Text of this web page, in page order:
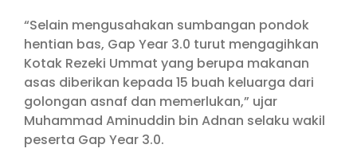
“Selain mengusahakan sumbangan pondok
hentian bas, Gap Year 3.0 turut mengagihkan
Kotak Rezeki Ummat yang berupa makanan
asas diberikan kepada 15 buah keluarga dari
golongan asnaf dan memerlukan,” ujar
Muhammad Aminuddin bin Adnan selaku wakil
peserta Gap Year 3.0.